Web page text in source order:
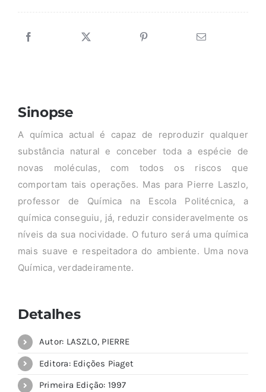
Sinopse
A química actual é capaz de reproduzir qualquer
substância natural e conceber toda a espécie de
novas moléculas, com todos os riscos que
comportam tais operações. Mas para Pierre Laszlo,
professor de Química na Escola Politécnica, a
química conseguiu, já, reduzir consideravelmente os
níveis da sua nocividade. O futuro será uma química
mais suave e respeitadora do ambiente. Uma nova
Química, verdadeiramente.
Detalhes
Autor: LASZLO, PIERRE
Editora: Edições Piaget
Primeira Edição: 1997